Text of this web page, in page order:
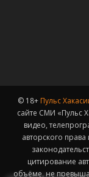
© 18+ Пульс
сайте СМИ «Пульс
видео,
авторского
цитирование
объёме, не